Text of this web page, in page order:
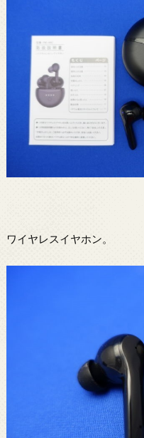
ワイヤレスイヤホン。